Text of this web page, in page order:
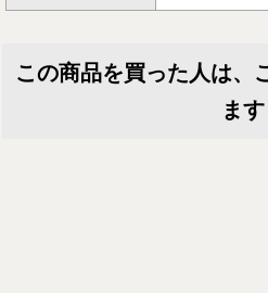
この商品を買った人は、
ます